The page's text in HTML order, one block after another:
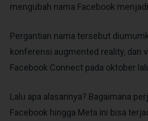
mengubah nama Facebook
Pergantian nama tersebut
konferensi augmented reality, dan
Facebook Connect pada oktober
Lalu apa alasannya? Bagaimana
Facebook hingga Meta ini bisa